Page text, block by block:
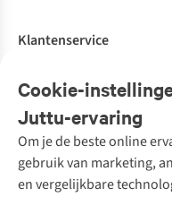
Cookie-
Juttu-ervaring
Om je de beste online
gebruik van marketing,
en vergelijkbare
Klantenservice
Bestellen
Betalen
10% studentenkorting
Klarna - achteraf betalen
Levering
Onze diensten
Tweedehands - ReJUsed
Kledingatelier
Personal shopping
Juttu
Over ons